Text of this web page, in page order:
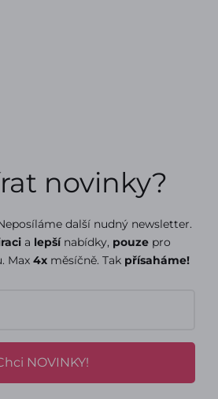
novinky?
další nudný newsletter.
a lepšínabídky, pouze pro
Max 4xměsíčně. Tak přísaháme!
NOVINKY!